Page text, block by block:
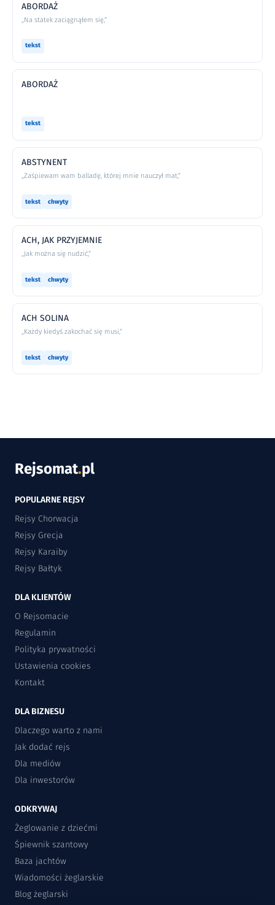
ABORDAŻ
„Na statek zaciągnąłem się,”
tekst
ABORDAŻ
tekst
ABSTYNENT
„Zaśpiewam wam balladę, której mnie nauczył mat,”
tekst chwyty
ACH, JAK PRZYJEMNIE
„Jak można się nudzić,”
tekst chwyty
ACH SOLINA
„Każdy kiedyś zakochać się musi,”
tekst chwyty
Rejsomat.pl
POPULARNE REJSY
Rejsy Chorwacja
Rejsy Grecja
Rejsy Karaiby
Rejsy Bałtyk
DLA KLIENTÓW
O Rejsomacie
Regulamin
Polityka prywatności
Ustawienia cookies
Kontakt
DLA BIZNESU
Dlaczego warto z nami
Jak dodać rejs
Dla mediów
Dla inwestorów
ODKRYWAJ
Żeglowanie z dziećmi
Śpiewnik szantowy
Baza jachtów
Wiadomości żeglarskie
Blog żeglarski